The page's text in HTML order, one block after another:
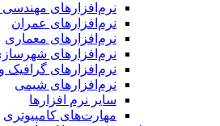
نرم‌افزارهای مهندسی شیمی
نرم‌افزارهای عمران
نرم‌افزارهای معماری
نرم‌افزارهای شهرسازی
نرم‌افزارهای گرافیک و انیمیشن
نرم‌افزارهای شیمی
سایر نرم افزارها
مهارت‌های کامپیوتری